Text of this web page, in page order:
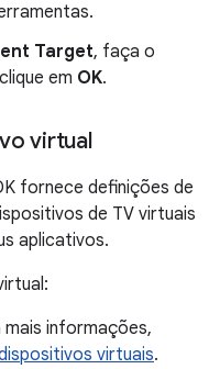
Target, faça o
em OK.
virtual
fornece definições de
de TV virtuais
aplicativos.
mais informações,
virtuais.